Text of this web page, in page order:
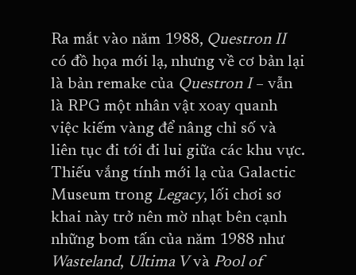
Ra mắt vào năm 1988, Questron II
có đồ họa mới lạ, nhưng về cơ bản lại
là bản remake của Questron I– vẫn
là RPG một nhân vật xoay quanh
việc kiếm vàng để nâng chỉ số và
liên tục đi tới đi lui giữa các khu vực.
Thiếu vắng tính mới lạ của Galactic
Museum trong Legacy, lối chơi sơ
khai này trở nên mờ nhạt bên cạnh
những bom tấn của năm 1988 như
Wasteland, Ultima Vvà Pool of